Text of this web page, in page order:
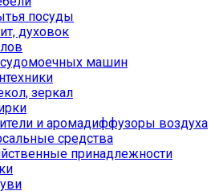
посуды
духовок
машин
зеркал
и аромадиффузоры воздуха
средства
принадлежности